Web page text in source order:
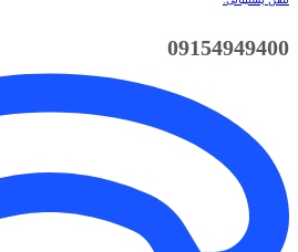
09154949400